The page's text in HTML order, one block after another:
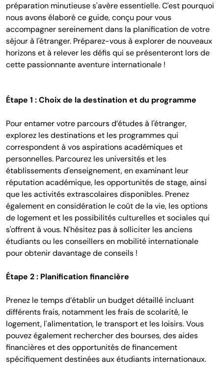
préparation minutieuse s'avère essentielle. C'est pourquoi
nous avons élaboré ce guide, conçu pour vous
accompagner sereinement dans la planification de votre
séjour à l'étranger. Préparez-vous à explorer de nouveaux
horizons et à relever les défis qui se présenteront lors de
cette passionnante aventure internationale !
Étape 1 : Choix de la destination et du programme
Pour entamer votre parcours d’études à l'étranger,
explorez les destinations et les programmes qui
correspondent à vos aspirations académiques et
personnelles. Parcourez les universités et les
établissements d'enseignement, en examinant leur
réputation académique, les opportunités de stage, ainsi
que les activités extrascolaires disponibles. Prenez
également en considération le coût de la vie, les options
de logement et les possibilités culturelles et sociales qui
s'offrent à vous. N'hésitez pas à solliciter les anciens
étudiants ou les conseillers en mobilité internationale
pour obtenir davantage de conseils !
Étape 2 : Planification financière
Prenez le temps d’établir un budget détaillé incluant
différents frais, notamment les frais de scolarité, le
logement, l'alimentation, le transport et les loisirs. Vous
pouvez également rechercher des bourses, des aides
financières et des opportunités de financement
spécifiquement destinées aux étudiants internationaux.